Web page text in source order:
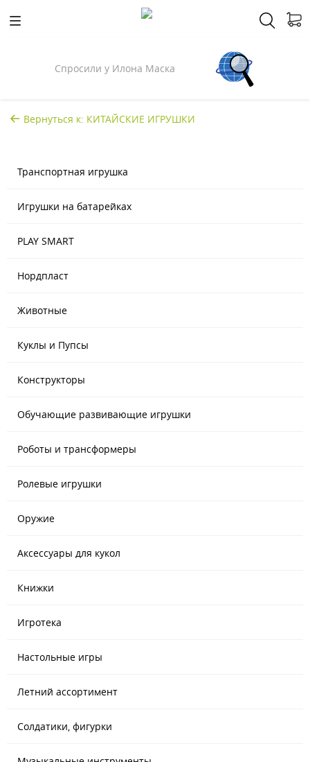
Спросили у Илона Маска
Вернуться к: КИТАЙСКИЕ ИГРУШКИ
Транспортная игрушка
Игрушки на батарейках
PLAY SMART
Нордпласт
Животные
Куклы и Пупсы
Конструкторы
Обучающие развивающие игрушки
Роботы и трансформеры
Ролевые игрушки
Оружие
Аксессуары для кукол
Книжки
Игротека
Настольные игры
Летний ассортимент
Солдатики, фигурки